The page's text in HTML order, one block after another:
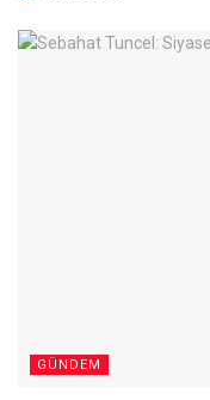
GÜNDEM